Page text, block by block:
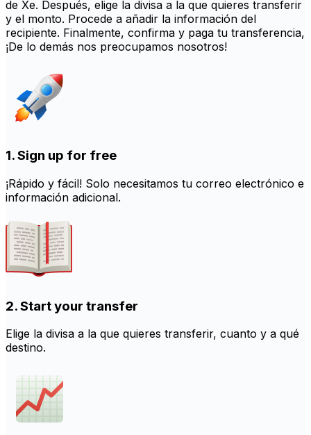
de Xe. Después, elige la divisa a la que quieres transferir
y el monto. Procede a añadir la información del
recipiente. Finalmente, confirma y paga tu transferencia,
¡De lo demás nos preocupamos nosotros!
1. Sign up for free
¡Rápido y fácil! Solo necesitamos tu correo electrónico e
información adicional.
2. Start your transfer
Elige la divisa a la que quieres transferir, cuanto y a qué
destino.